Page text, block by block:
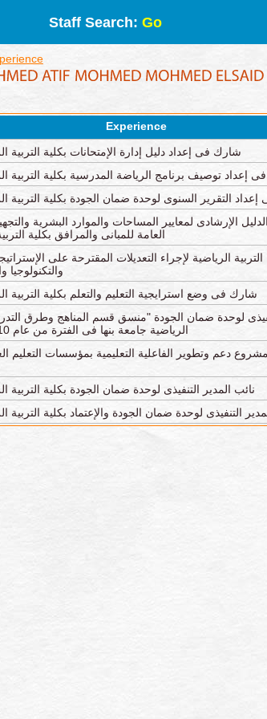
Staff Search: Go
Experience
شارك فى إعداد دليل إدارة الإمتحانات بكلية التربية
إعداد توصيف برنامج الرياضة المدرسية بكلية التربية
التقرير السنوى لوحدة ضمان الجودة بكلية التربية
الإرشادى لمعايير المساحات والموارد البشرية
العامة للمبانى والمرافق بكلية
الرياضية لإجراء التعديلات المقترحة على
والتكنولوجيا
شارك فى وضع استرايجية التعليم والتعلم بكلية التربية
لوحدة ضمان الجودة "منسق قسم المناهج وطرق
الرياضية جامعة بنها فى الفترة من عام 2010 حتى عام 2014م
دعم وتطوير الفاعلية التعليمية بمؤسسات التعليم
نائب المدير التنفيذى لوحدة ضمان الجودة بكلية التربية
التنفيذى لوحدة ضمان الجودة والإعتماد بكلية التربية